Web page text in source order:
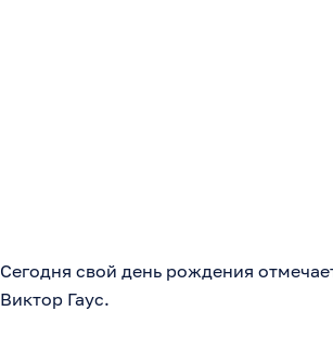
Сегодня свой день рождения
Виктор Гаус.